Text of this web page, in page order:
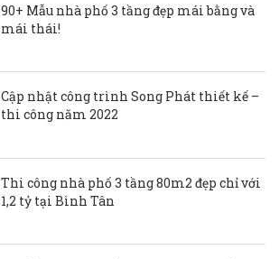
90+ Mẫu nhà phố 3 tầng đẹp mái bằng và
mái thái!
Cập nhật công trình Song Phát thiết kế –
thi công năm 2022
Thi công nhà phố 3 tầng 80m2 đẹp chỉ với
1,2 tỷ tại Bình Tân